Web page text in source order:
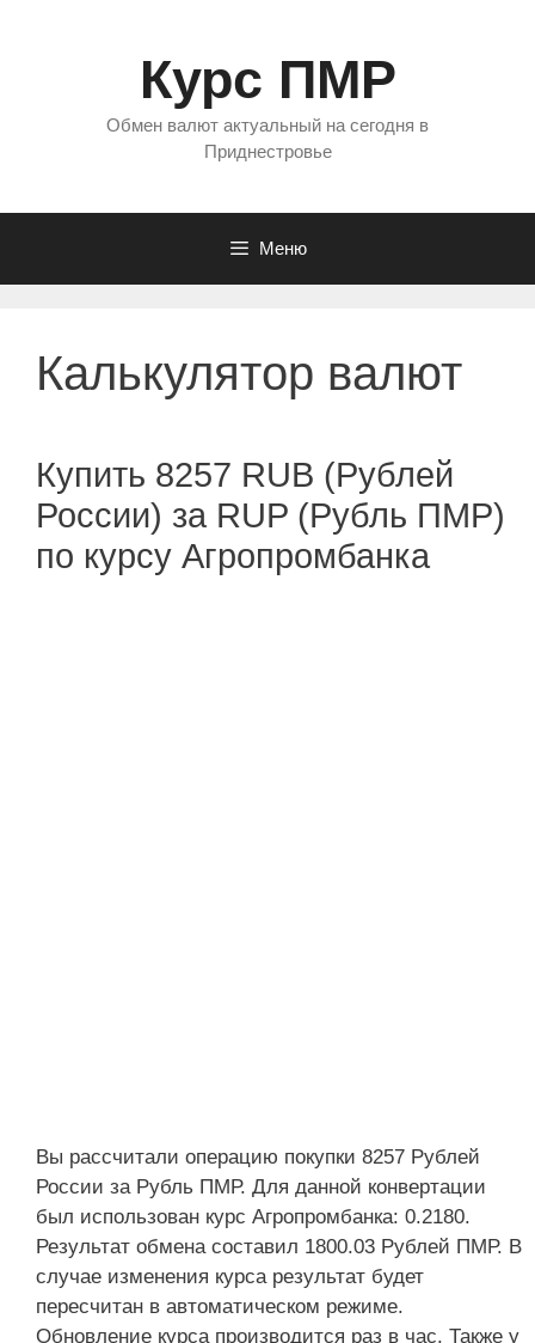
Курс ПМР
Обмен валют актуальный на сегодня в
Приднестровье
Меню
Калькулятор валют
Купить 8257 RUB (Рублей
России) за RUP (Рубль ПМР)
по курсу Агропромбанка
Вы рассчитали операцию покупки 8257 Рублей
России за Рубль ПМР. Для данной конвертации
был использован курс Агропромбанка: 0.2180.
Результат обмена составил 1800.03 Рублей ПМР. В
случае изменения курса результат будет
пересчитан в автоматическом режиме.
Обновление курса производится раз в час. Также у